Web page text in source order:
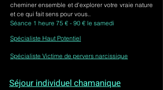
cheminer ensemble et d'explorer votre vraie nature
et ce qui fait sens pour vous..
Séance 1 heure 75 € - 90 € le samedi
Spécialiste Haut Potentiel
Spécialiste Victime de pervers narcissique
Séjour individuel chamanique